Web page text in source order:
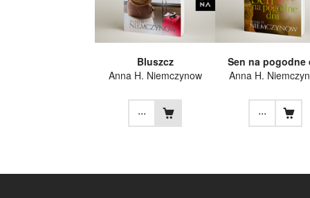
Bluszcz
Anna H. Niemczynow
...
Sen na pogodne
Anna H.
...